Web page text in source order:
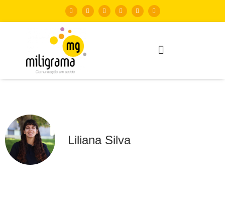
Liliana Silva